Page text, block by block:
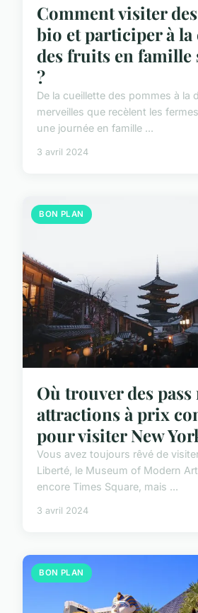
Comment visiter
bio et participer à la
des fruits en famille
?
De la cueillette des pommes à la
merveilles que recèlent les
une journée en famille ...
3 avril 2024
BON PLAN
Où trouver des
attractions à prix
pour visiter New
Vous avez toujours rêvé de
Liberté, le Museum of Modern
encore Times Square, mais ...
3 avril 2024
BON PLAN